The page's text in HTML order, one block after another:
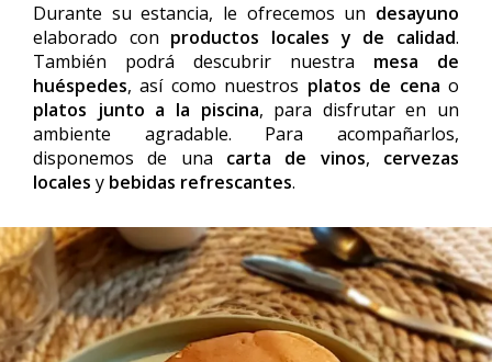
Durante su estancia, le ofrecemos un desayuno
elaborado con productos locales y de calidad.
También podrá descubrir nuestra mesa de
huéspedes, así como nuestros platos de cena o
platos junto a la piscina, para disfrutar en un
ambiente agradable. Para acompañarlos,
disponemos de una carta de vinos, cervezas
locales y bebidas refrescantes.